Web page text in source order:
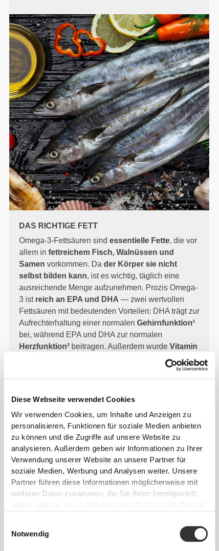
Diese Webseite verwendet Cookies
Wir verwenden Cookies, um Inhalte und Anzeigen zu
personalisieren, Funktionen für soziale Medien anbieten
zu können und die Zugriffe auf unsere Website zu
analysieren. Außerdem geben wir Informationen zu Ihrer
Verwendung unserer Website an unsere Partner für
soziale Medien, Werbung und Analysen weiter. Unsere
Partner führen diese Informationen möglicherweise mit
weiteren Daten zusammen, die Sie ihnen bereitgestellt
Notwendig
DAS RICHTIGE FETT
Omega-3-Fettsäuren sindessentielle Fette, die vor
allem infettreichem Fisch, Walnüssen und
Samenvorkommen. Dader Körper sie nicht
selbst bilden kann, ist es wichtig, täglich eine
ausreichende Menge aufzunehmen. Prozis Omega-
3 ist reich an EPA und DHA — zwei wertvollen
Fettsäuren mit bedeutenden Vorteilen: DHA trägt zur
Aufrechterhaltung einer normalenGehirnfunktion¹
bei, während EPA und DHA zur normalen
Herzfunktion² beitragen. Außerdem wurdeVitamin
Schutz der Zellen vor
von 250 mg DHA erzielt.
²Die positive Wirkung wird bei einer täglichen Aufnahme
von 250 mg EPA und DHA erzielt.
HÖR AUF DEINEN KÖRPER
Es gibtdrei Hauptarten von Omega-3-Fettsäuren:
Alpha-Linolensäure(ALA), die in pflanzlichen Ölen
marinen Ölen enthalten sind.
reich an EPA